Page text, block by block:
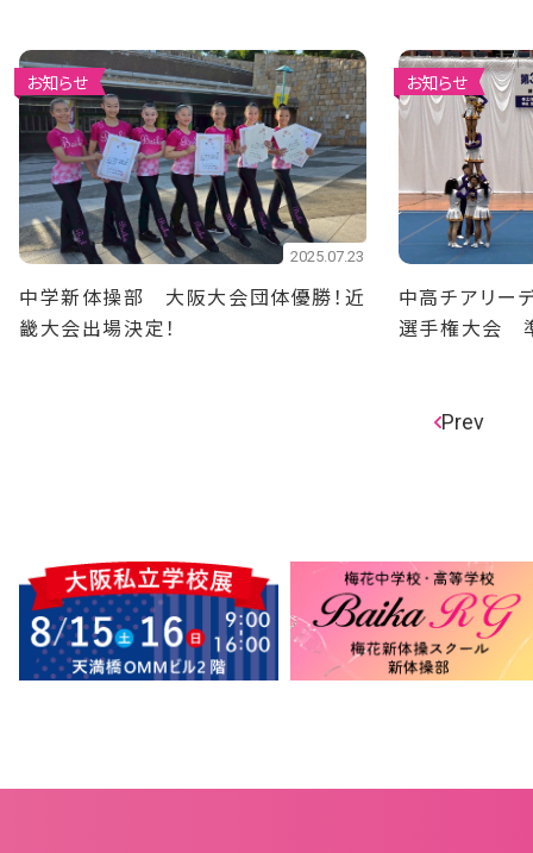
お知らせ
2025.07.23
中学新体操部 大阪大会団体優勝！近
畿大会出場決定！
お知らせ
中高チアリー
選手権大会
Prev